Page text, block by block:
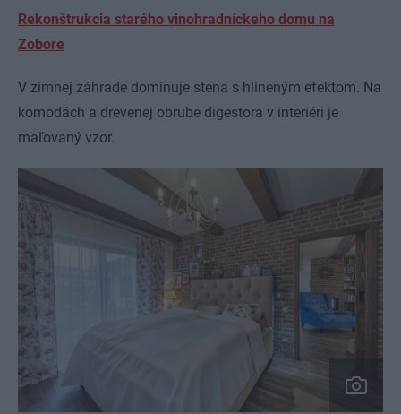
Rekonštrukcia starého vinohradníckeho domu na
Zobore
V zimnej záhrade dominuje stena s hlineným efektom. Na
komodách a drevenej obrube digestora v interiéri je
maľovaný vzor.